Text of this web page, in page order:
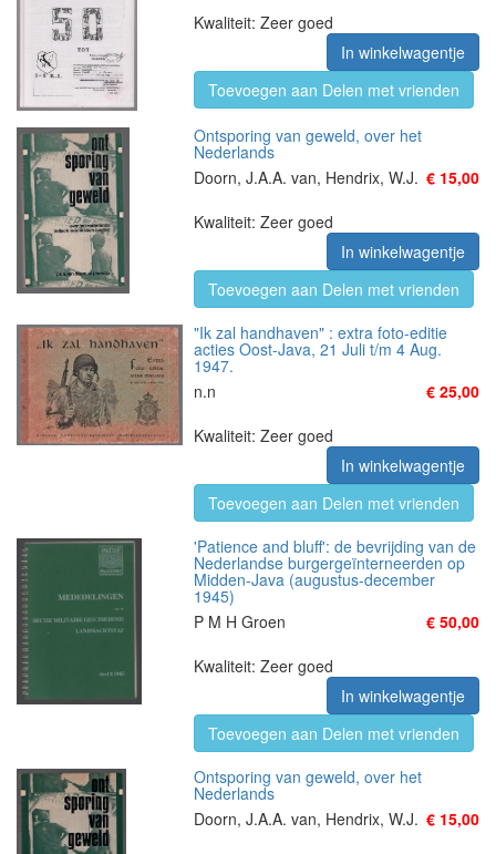
Kwaliteit: Zeer goed
In winkelwagentje
Toevoegen aan Delen met vrienden
Ontsporing van geweld, over het
Nederlands
Doorn, J.A.A. van, Hendrix, W.J. € 15,00
Kwaliteit: Zeer goed
In winkelwagentje
Toevoegen aan Delen met vrienden
"Ik zal handhaven" : extra foto-editie
acties Oost-Java, 21 Juli t/m 4 Aug.
1947.
n.n
€ 25,00
Kwaliteit: Zeer goed
In winkelwagentje
Toevoegen aan Delen met vrienden
'Patience and bluff': de bevrijding van de
Nederlandse burgergeïnterneerden op
Midden-Java (augustus-december
1945)
P M H Groen
€ 50,00
Kwaliteit: Zeer goed
In winkelwagentje
Toevoegen aan Delen met vrienden
Ontsporing van geweld, over het
Nederlands
Doorn, J.A.A. van, Hendrix, W.J. € 15,00